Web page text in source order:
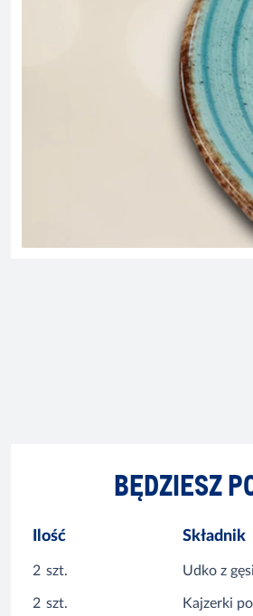
BĘDZIESZ
Ilość Składnik
2 szt. Udko z
2 szt.
Kajzerki